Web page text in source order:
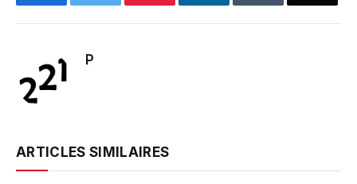
P
ARTICLES SIMILAIRES